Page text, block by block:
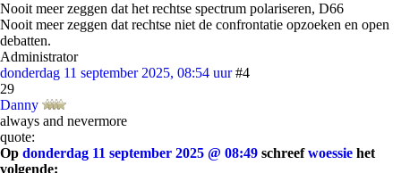
Nooit meer zeggen dat het rechtse spectrum polariseren, D66
Nooit meer zeggen dat rechtse niet de confrontatie opzoeken en open
debatten.
Administrator
donderdag 11 september 2025, 08:54 uur #4
29
Danny
always and nevermore
quote:
Op donderdag 11 september 2025 @ 08:49 schreefwoessie het
volgende: